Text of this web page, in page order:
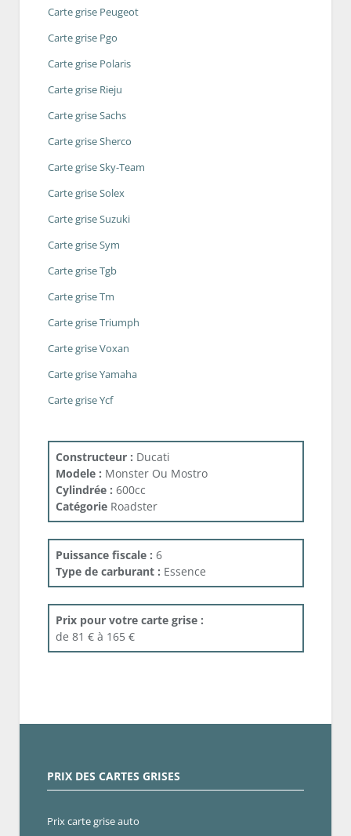
Carte grise Peugeot
Carte grise Pgo
Carte grise Polaris
Carte grise Rieju
Carte grise Sachs
Carte grise Sherco
Carte grise Sky-Team
Carte grise Solex
Carte grise Suzuki
Carte grise Sym
Carte grise Tgb
Carte grise Tm
Carte grise Triumph
Carte grise Voxan
Carte grise Yamaha
Carte grise Ycf
Constructeur : Ducati
Modele : Monster Ou Mostro
Cylindrée : 600cc
Catégorie Roadster
Puissance fiscale : 6
Type de carburant : Essence
Prix pour votre carte grise :
de 81 € à 165 €
PRIX DES CARTES GRISES
Prix carte grise auto